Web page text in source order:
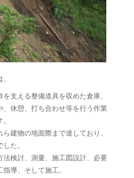
支える整備道具を収めた倉庫、
、休憩、打ち合わせ等を行う作業
建物の地面際まで達しており、
た。
法検討、測量、施工図設計、必要
導、そして施工。